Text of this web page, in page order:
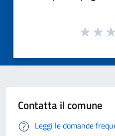
Contatta il comune
Leggi le domande